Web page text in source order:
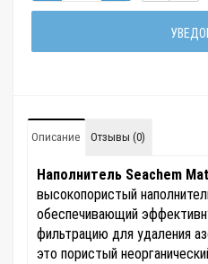
Описание Отзывы (0)
Наполнитель Seachem
высокопористый
обеспечивающий
фильтрацию для удаления
это пористый